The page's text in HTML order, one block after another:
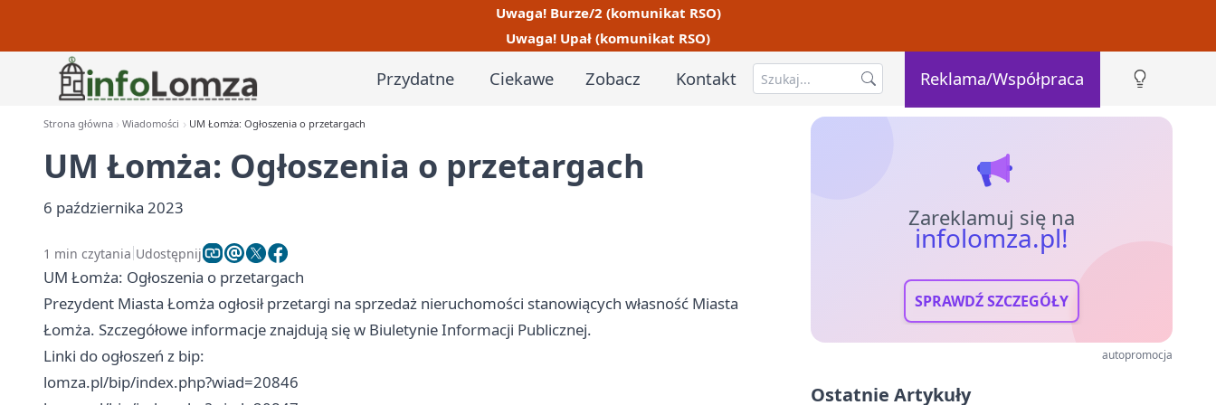
Uwaga! Burze/2 (komunikat RSO)
Uwaga! Upał (komunikat RSO)
Przydatne Ciekawe Zobacz Kontakt Reklama/Współpraca
Strona główna Wiadomości UM Łomża: Ogłoszenia o przetargach
UM Łomża: Ogłoszenia o przetargach
6 października 2023
1 min czytania Udostępnij
UM Łomża: Ogłoszenia o przetargach
Prezydent Miasta Łomża ogłosił przetargi na sprzedaż nieruchomości stanowiących własność Miasta
Łomża. Szczegółowe informacje znajdują się w Biuletynie Informacji Publicznej.
Linki do ogłoszeń z bip:
lomza.pl/bip/index.php?wiad=20846
Zareklamuj się na
infolomza.pl!
SPRAWDŹ SZCZEGÓŁY
autopromocja
Ostatnie Artykuły